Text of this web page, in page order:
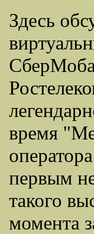
Здесь
время
первым
такого
момента